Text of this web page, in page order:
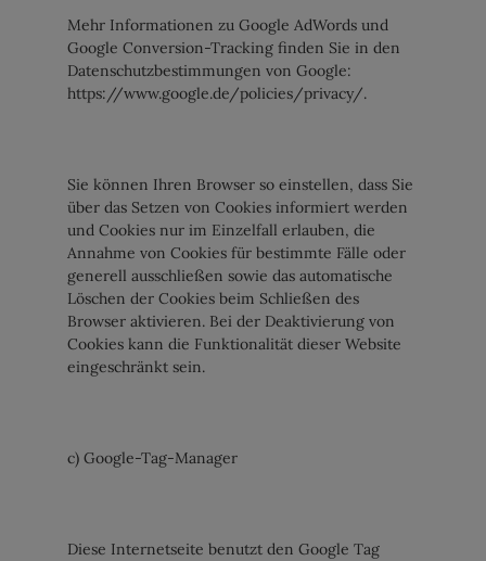
Mehr Informationen zu Google AdWords und
Google Conversion-Tracking finden Sie in den
Datenschutzbestimmungen von Google:
https://www.google.de/policies/privacy/.
Sie können Ihren Browser so einstellen, dass Sie
über das Setzen von Cookies informiert werden
und Cookies nur im Einzelfall erlauben, die
Annahme von Cookies für bestimmte Fälle oder
generell ausschließen sowie das automatische
Löschen der Cookies beim Schließen des
Browser aktivieren. Bei der Deaktivierung von
Cookies kann die Funktionalität dieser Website
eingeschränkt sein.
c) Google-Tag-Manager
Diese Internetseite benutzt den Google Tag